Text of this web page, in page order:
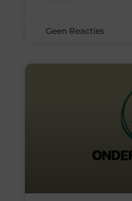
Geen Reacties